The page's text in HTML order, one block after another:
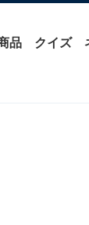
品 クイズ